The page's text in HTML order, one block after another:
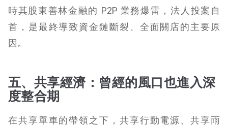
時其股東善林金融的 P2P 業務爆雷，法人投案自
首，是最終導致資金鏈斷裂、全面關店的主要原
因。
五、共享經濟：曾經的風口也進入深
度整合期
在共享單車的帶領之下，共享行動電源、共享雨